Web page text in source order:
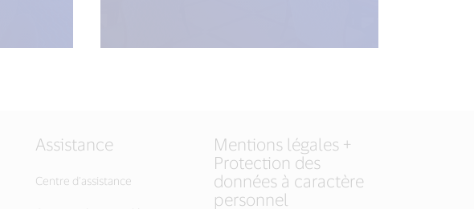
Assistance
Centre d’assistance
Mentions légales +
Protection des
données à caractère
personnel